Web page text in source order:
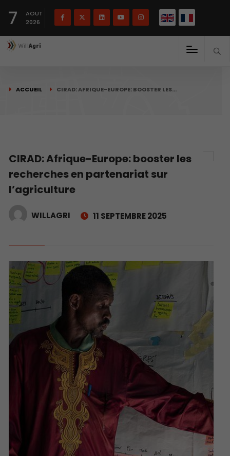
7
AOUT
2026
ACCUEIL CIRAD: AFRIQUE-EUROPE: BOOSTER LES…
CIRAD: Afrique-Europe: booster les
recherches en partenariat sur
l’agriculture
WILLAGRI 11 SEPTEMBRE 2025
Français English(English)